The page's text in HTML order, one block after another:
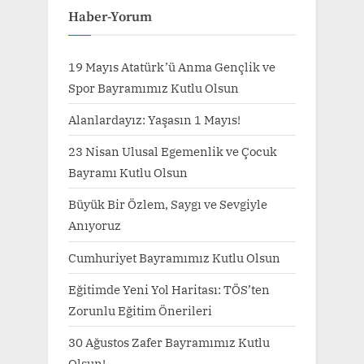
Haber-Yorum
19 Mayıs Atatürk’ü Anma Gençlik ve
Spor Bayramımız Kutlu Olsun
Alanlardayız: Yaşasın 1 Mayıs!
23 Nisan Ulusal Egemenlik ve Çocuk
Bayramı Kutlu Olsun
Büyük Bir Özlem, Saygı ve Sevgiyle
Anıyoruz
Cumhuriyet Bayramımız Kutlu Olsun
Eğitimde Yeni Yol Haritası: TÖS’ten
Zorunlu Eğitim Önerileri
30 Ağustos Zafer Bayramımız Kutlu